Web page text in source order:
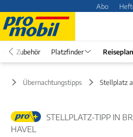
Abo
Zubehör Platzfinder
Übernachtungstipps Stellplatz
STELLPLATZ-TIPP IN
HAVEL